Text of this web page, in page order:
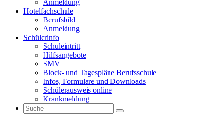
Anmeldung
Hotelfachschule
Berufsbild
Anmeldung
Schülerinfo
Schuleintritt
Hilfsangebote
SMV
Block- und Tagespläne Berufsschule
Infos, Formulare und Downloads
Schülerausweis online
Krankmeldung